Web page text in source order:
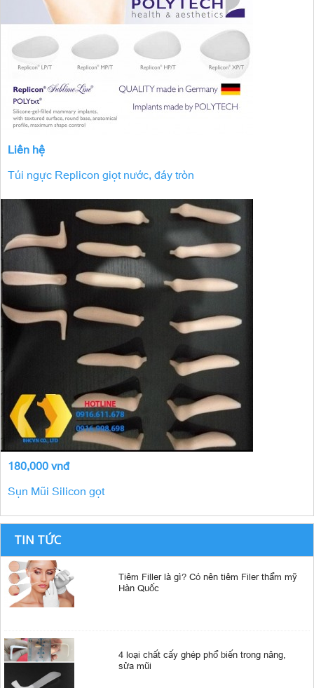
Liên hệ
Túi ngực Replicon giọt nước, đáy tròn
180,000 vnđ
Sụn Mũi Silicon gọt
TIN TỨC
Tiêm Filler là gì? Có nên tiêm Filer thẩm mỹ
Hàn Quốc
4 loại chất cấy ghép phổ biến trong nâng,
sửa mũi